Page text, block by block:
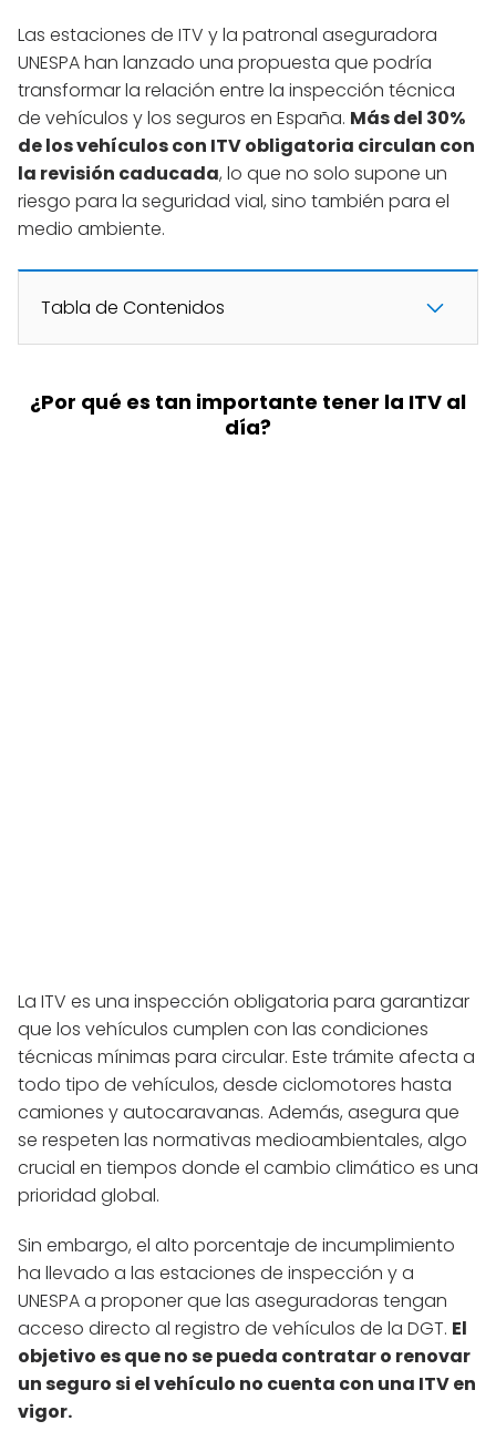
Las estaciones de ITV y la patronal aseguradora
UNESPA han lanzado una propuesta que podría
transformar la relación entre la inspección técnica
de vehículos y los seguros en España. Más del 30%
de los vehículos con ITV obligatoria circulan con
la revisión caducada, lo que no solo supone un
riesgo para la seguridad vial, sino también para el
medio ambiente.
Tabla de Contenidos
¿Por qué es tan importante tener la ITV al
día?
La ITV es una inspección obligatoria para garantizar
que los vehículos cumplen con las condiciones
técnicas mínimas para circular. Este trámite afecta a
todo tipo de vehículos, desde ciclomotores hasta
camiones y autocaravanas. Además, asegura que
se respeten las normativas medioambientales, algo
crucial en tiempos donde el cambio climático es una
prioridad global.
Sin embargo, el alto porcentaje de incumplimiento
ha llevado a las estaciones de inspección y a
UNESPA a proponer que las aseguradoras tengan
acceso directo al registro de vehículos de la DGT. El
objetivo es que no se pueda contratar o renovar
un seguro si el vehículo no cuenta con una ITV en
vigor.